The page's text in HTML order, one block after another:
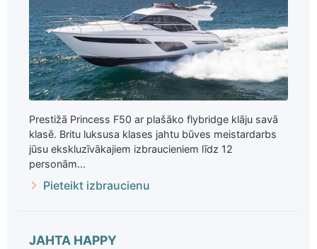
Prestižā Princess F50 ar plašāko flybridge klāju savā
klasē. Britu luksusa klases jahtu būves meistardarbs
jūsu ekskluzīvākajiem izbraucieniem līdz 12
personām...
Pieteikt izbraucienu
JAHTA HAPPY